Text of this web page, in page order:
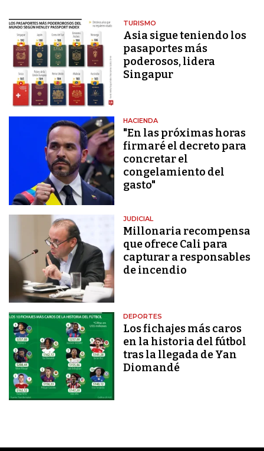
TURISMO
Asia sigue teniendo los
pasaportes más
poderosos, lidera
Singapur
HACIENDA
"En las próximas horas
firmaré el decreto para
concretar el
congelamiento del
gasto"
JUDICIAL
Millonaria recompensa
que ofrece Cali para
capturar a responsables
de incendio
DEPORTES
Los fichajes más caros
en la historia del fútbol
tras la llegada de Yan
Diomandé